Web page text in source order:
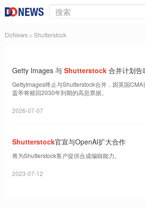
DoNews > Shutterstock
Getty Images 与 Shutterstock 合并计划告
GettyImages终止与Shutterstock合并，因英国CMA
盖帝将赎回2030年到期的高息票据。
2026-07-07
Shutterstock官宣与OpenAI扩大合作
将为Shutterstock客户提供合成编辑能力。
2023-07-12